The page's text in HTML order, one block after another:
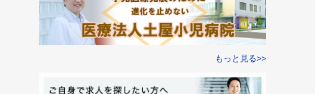
もっと見る>>